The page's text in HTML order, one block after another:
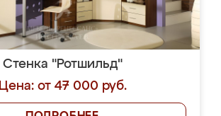
Стенка "Ротшильд"
Цена: от 47 000 руб.